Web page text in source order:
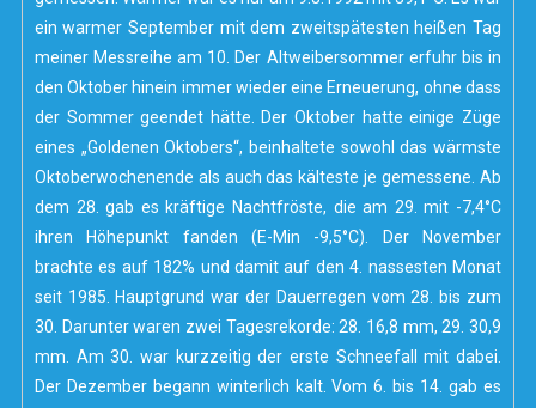
ein warmer September mit dem zweitspätesten heißen Tag
meiner Messreihe am 10. Der Altweibersommer erfuhr bis in
den Oktober hinein immer wieder eine Erneuerung, ohne dass
der Sommer geendet hätte. Der Oktober hatte einige Züge
eines „Goldenen Oktobers“, beinhaltete sowohl das wärmste
Oktoberwochenende als auch das kälteste je gemessene. Ab
dem 28. gab es kräftige Nachtfröste, die am 29. mit -7,4°C
ihren Höhepunkt fanden (E-Min -9,5°C). Der November
brachte es auf 182% und damit auf den 4. nassesten Monat
seit 1985. Hauptgrund war der Dauerregen vom 28. bis zum
30. Darunter waren zwei Tagesrekorde: 28. 16,8 mm, 29. 30,9
mm. Am 30. war kurzzeitig der erste Schneefall mit dabei.
Der Dezember begann winterlich kalt. Vom 6. bis 14. gab es